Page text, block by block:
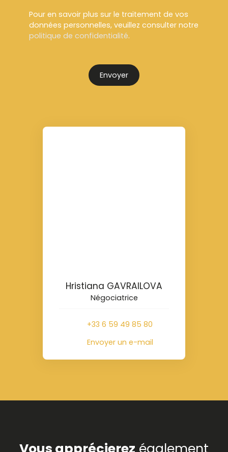
Pour en savoir plus sur le traitement de vos
données personnelles, veuillez consulter notre
politique de confidentialité.
Envoyer
Hristiana GAVRAILOVA
Négociatrice
+33 6 59 49 85 80
Envoyer un e-mail